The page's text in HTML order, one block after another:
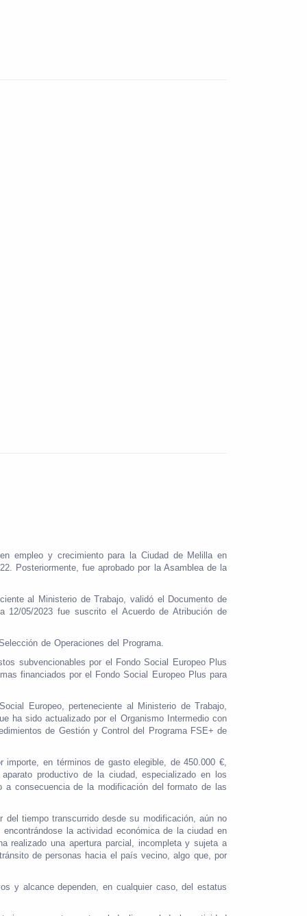
empleo y crecimiento para la Ciudad de Melilla en
Posteriormente, fue aprobado por la Asamblea de la
al Ministerio de Trabajo, validó el Documento de
05/2023 fue suscrito el Acuerdo de Atribución de
de Operaciones del Programa.
subvencionables por el Fondo Social Europeo Plus
financiados por el Fondo Social Europeo Plus para
Europeo, perteneciente al Ministerio de Trabajo,
ha sido actualizado por el Organismo Intermedio con
de Gestión y Control del Programa FSE+ de
en términos de gasto elegible, de 450.000 €,
productivo de la ciudad, especializado en los
a consecuencia de la modificación del formato de las
tiempo transcurrido desde su modificación, aún no
la actividad económica de la ciudad en
realizado una apertura parcial, incompleta y sujeta a
de personas hacia el país vecino, algo que, por
y alcance dependen, en cualquier caso, del estatus